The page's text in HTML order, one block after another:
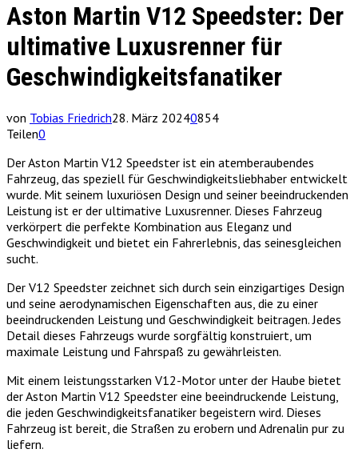
Aston Martin V12 Speedster: Der
ultimative Luxusrenner für
Geschwindigkeitsfanatiker
von Tobias Friedrich28. März 20240854
Teilen0
Der Aston Martin V12 Speedster ist ein atemberaubendes
Fahrzeug, das speziell für Geschwindigkeitsliebhaber entwickelt
wurde. Mit seinem luxuriösen Design und seiner beeindruckenden
Leistung ist er der ultimative Luxusrenner. Dieses Fahrzeug
verkörpert die perfekte Kombination aus Eleganz und
Geschwindigkeit und bietet ein Fahrerlebnis, das seinesgleichen
sucht.
Der V12 Speedster zeichnet sich durch sein einzigartiges Design
und seine aerodynamischen Eigenschaften aus, die zu einer
beeindruckenden Leistung und Geschwindigkeit beitragen. Jedes
Detail dieses Fahrzeugs wurde sorgfältig konstruiert, um
maximale Leistung und Fahrspaß zu gewährleisten.
Mit einem leistungsstarken V12-Motor unter der Haube bietet
der Aston Martin V12 Speedster eine beeindruckende Leistung,
die jeden Geschwindigkeitsfanatiker begeistern wird. Dieses
Fahrzeug ist bereit, die Straßen zu erobern und Adrenalin pur zu
liefern.